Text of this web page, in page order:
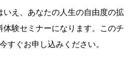
いえ、あなたの人生の自由度の拡
体験セミナーになります。このチ
すぐお申し込みください。